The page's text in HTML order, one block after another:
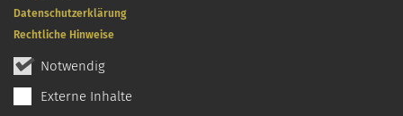
Notwendig
Externe Inhalte
Datenschutzerklärung
Rechtliche Hinweise